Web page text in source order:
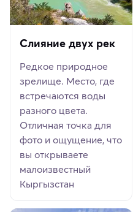
Слияние двух рек
Редкое природное
зрелище. Место, где
встречаются воды
разного цвета.
Отличная точка для
фото и ощущение, что
вы открываете
малоизвестный
Кыргызстан